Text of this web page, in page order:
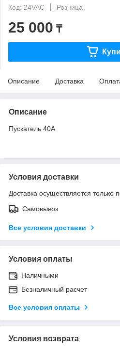
Код: 24VAC
Розница
25 000 ₸
Описание Доставка
Описание
Пускатель 40A
Условия доставки
Доставка осуществляется только
Самовывоз
Все условия доставки
Условия оплаты
Наличными
Безналичный расчет
Все условия оплаты
Условия возврата